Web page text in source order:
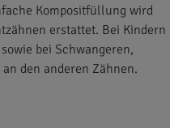
Kompositfüllung wird
erstattet. Bei Kindern
bei Schwangeren,
den anderen Zähnen.